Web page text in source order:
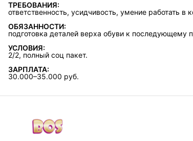
ТРЕБОВАНИЯ:
ответственность, усидчивость, умение работать в
ОБЯЗАННОСТИ:
подготовка деталей верха обуви к последующему
УСЛОВИЯ:
2/2, полный соц пакет.
ЗАРПЛАТА:
30.000–35.000 руб.